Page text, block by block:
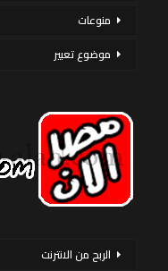
منوعات
موضوع تعبير
الربح من الانترنت